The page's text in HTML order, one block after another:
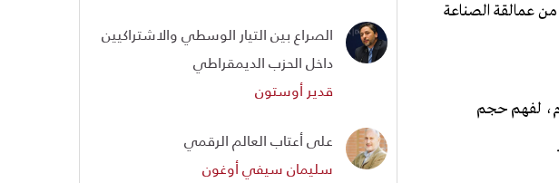
من عمالقة الصناعة
لفهم حجم
الصراع بين التيار الوسطي والاشتراكيين
داخل الحزب الديمقراطي
قدير أوستون
على أعتاب العالم الرقمي
سليمان سيفي أوغون